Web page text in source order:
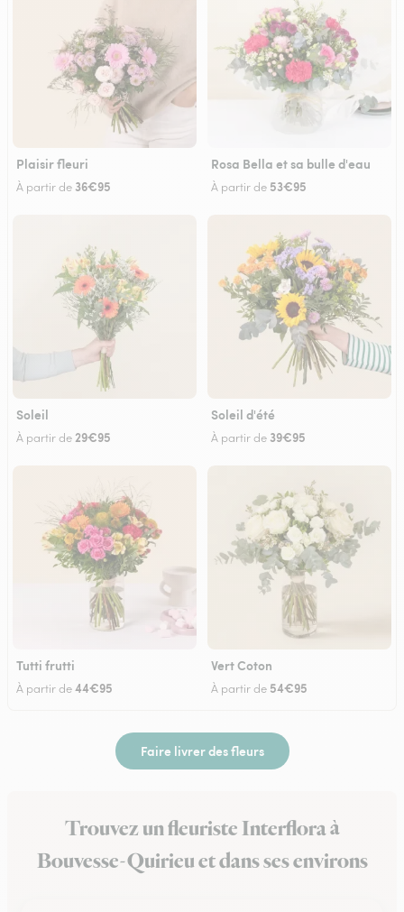
Plaisir fleuri
À partir de 36€95
Rosa Bella et sa bulle d'eau
À partir de 53€95
Soleil
À partir de 29€95
Soleil d'été
À partir de 39€95
Tutti frutti
À partir de44€95
Vert Coton
À partir de 54€95
Faire livrer des fleurs
Trouvez un fleuriste Interflora à
Bouvesse-Quirieu et dans ses environs